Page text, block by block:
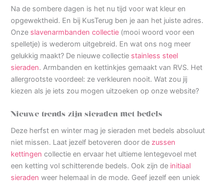
Na de sombere dagen is het nu tijd voor wat kleur en
opgewektheid. En bij KusTerug ben je aan het juiste adres.
Onze slavenarmbanden collectie (mooi woord voor een
spelletje) is wederom uitgebreid. En wat ons nog meer
gelukkig maakt? De nieuwe collectie stainless steel
sieraden. Armbanden en kettinkjes gemaakt van RVS. Het
allergrootste voordeel: ze verkleuren nooit. Wat zou jij
kiezen als je iets zou mogen uitzoeken op onze website?
Nieuwe trends zijn sieraden met bedels
Deze herfst en winter mag je sieraden met bedels absoluut
niet missen. Laat jezelf betoveren door de zussen
kettingen collectie en ervaar het ultieme lentegevoel met
een ketting vol schitterende bedels. Ook zijn de initiaal
sieraden weer helemaal in de mode. Geef jezelf een uniek